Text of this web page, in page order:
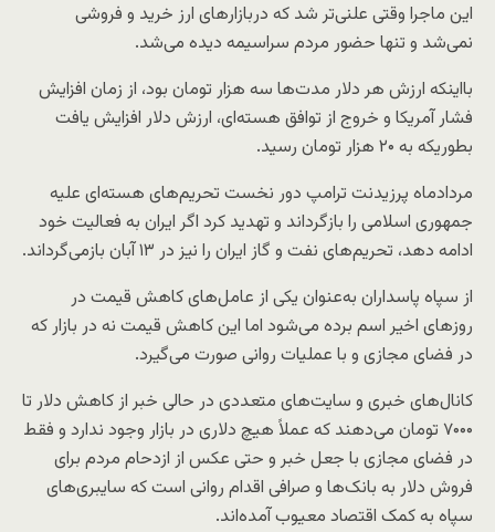
این ماجرا وقتی علنی‌تر شد که دربازارهای ارز خرید و فروشی
نمی‌شد و تنها حضور مردم سراسیمه دیده می‌شد.
بااینکه ارزش هر دلار مدت‌ها سه هزار تومان بود، از زمان افزایش
فشار آمریکا و خروج از توافق هسته‌ای، ارزش دلار افزایش یافت
بطوریکه به ۲۰ هزار تومان رسید.
مردادماه پرزیدنت ترامپ دور نخست تحریم‌های هسته‌ای علیه
جمهوری اسلامی را بازگرداند و تهدید کرد اگر ایران به فعالیت خود
ادامه دهد، تحریم‌های نفت و گاز ایران را نیز در ۱۳ آبان بازمی‌گرداند.
از سپاه پاسداران به‌عنوان یکی از عامل‌های کاهش قیمت در
روزهای اخیر اسم برده می‌شود اما این کاهش قیمت نه در بازار که
در فضای مجازی و با عملیات روانی صورت می‌گیرد.
کانال‌های خبری و سایت‌های متعددی در حالی خبر از کاهش دلار تا
۷۰۰۰ تومان می‌دهند که عملاً هیچ دلاری در بازار وجود ندارد و فقط
در فضای مجازی با جعل خبر و حتی عکس از ازدحام مردم برای
فروش دلار به بانک‌ها و صرافی اقدام روانی است که سایبری‌های
سپاه به کمک اقتصاد معیوب آمده‌اند.